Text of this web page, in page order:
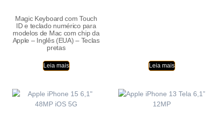
Magic Keyboard com Touch
ID e teclado numérico para
modelos de Mac com chip da
Apple – Inglês (EUA) – Teclas
pretas
Leia mais Leia mais